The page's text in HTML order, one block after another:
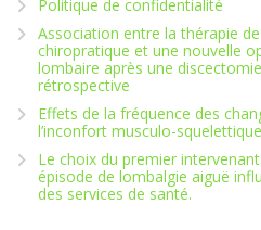
Politique de confidentialité
Association entre la thérapie
chiropratique et une nouvelle
lombaire après une
rétrospective
Effets de la fréquence des
l’inconfort musculo-squelettique
Le choix du premier
épisode de lombalgie aiguë
des services de santé.